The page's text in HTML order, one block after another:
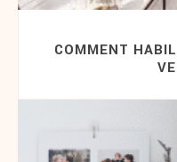
COMMENT